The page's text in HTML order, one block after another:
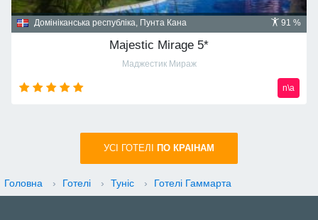
91 %
Домініканська республіка, Пунта Кана
Majestic Mirage 5*
Маджестик Мираж
n\a
УСI ГОТЕЛІ ПО КРАIНАМ
Головна › Готелі › Туніс › Готелі Гаммарта